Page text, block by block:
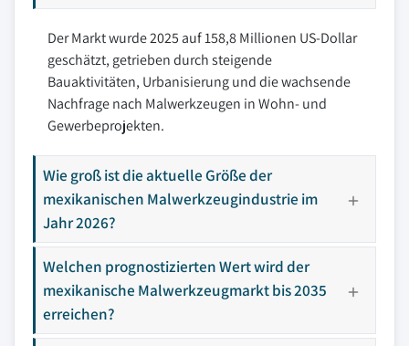
Der Markt wurde 2025 auf 158,8 Millionen US-Dollar
geschätzt, getrieben durch steigende
Bauaktivitäten, Urbanisierung und die wachsende
Nachfrage nach Malwerkzeugen in Wohn- und
Gewerbeprojekten.
Wie groß ist die aktuelle Größe der
mexikanischen Malwerkzeugindustrie im
Jahr 2026?
Welchen prognostizierten Wert wird der
mexikanische Malwerkzeugmarkt bis 2035
erreichen?